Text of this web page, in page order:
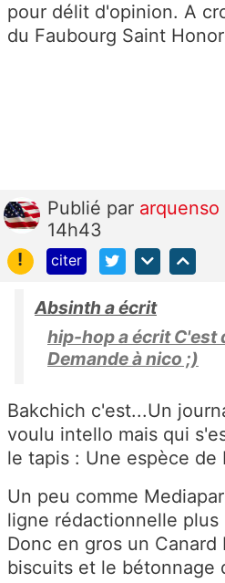
pour délit d'opinion. A
du Faubourg Saint
Publié par arquenso
14h43
!
citer
Absinth a écrit
hip-hop a écrit C'est
Demande à nico ;)
Bakchich c'est...Un
voulu intello mais qui
le tapis : Une espèce de
Un peu comme
ligne rédactionnelle plus
Donc en gros un Canard
biscuits et le bétonnage